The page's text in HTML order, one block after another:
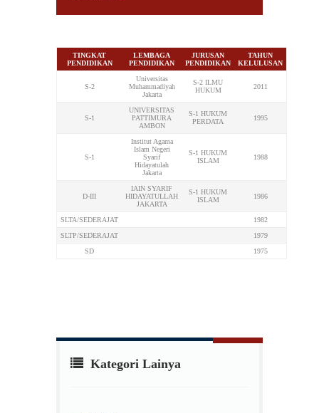
TINGKAT
PENDIDIKAN
LEMBAGA
PENDIDIKAN
JURUSAN
PENDIDIKAN
TAHUN
KELULUSAN
S-2
Universitas
Muhammadiyah
Jakarta
S-2 ILMU
HUKUM
2011
S-1
UNIVERSITAS
PATTIMURA
AMBON
S-1 HUKUM
PERDATA
1995
S-1
Institut Agama
Islam Negeri
Syarif
Hidayatulah
Jakarta
S-1 HUKUM
ISLAM
1988
D-III
IAIN SYARIF
HIDAYATULLAH
JAKARTA
S-1 HUKUM
ISLAM
1986
SLTA/SEDERAJAT
1982
SLTP/SEDERAJAT
1979
SD
1975
Kategori Lainya